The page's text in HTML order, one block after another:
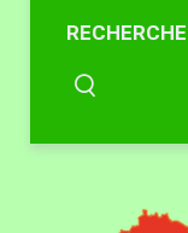
RECHERCHE